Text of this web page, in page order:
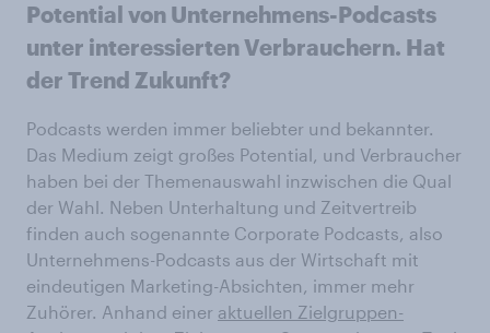
Potential von Unternehmens-Podcasts
unter interessierten Verbrauchern. Hat
der Trend Zukunft?
Podcasts werden immer beliebter und bekannter.
Das Medium zeigt großes Potential, und Verbraucher
haben bei der Themenauswahl inzwischen die Qual
der Wahl. Neben Unterhaltung und Zeitvertreib
finden auch sogenannte Corporate Podcasts, also
Unternehmens-Podcasts aus der Wirtschaft mit
eindeutigen Marketing-Absichten, immer mehr
Zuhörer. Anhand einer aktuellen Zielgruppen-